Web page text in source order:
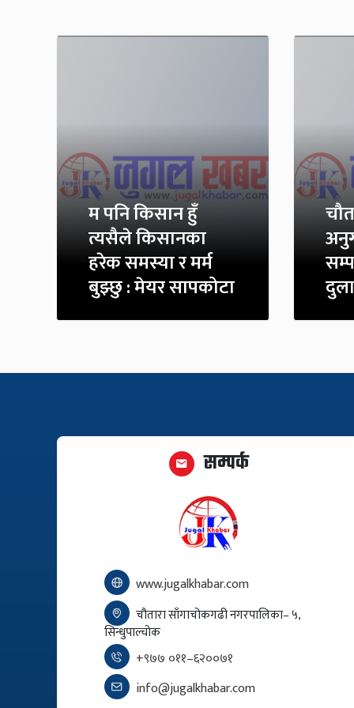
म पनि किसान हुँ
त्यसैले किसानका
हरेक समस्या र मर्म
बुझ्छु : मेयर सापकोटा
सम्पर्क
www.jugalkhabar.com
चौतारा साँगाचोकगढी नगरपालिका– ५,
सिन्धुपाल्चोक
+९७७ ०११–६२००७१
info@jugalkhabar.com